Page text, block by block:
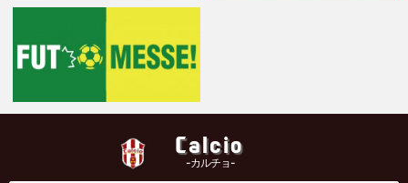
Calcio
-カルチョ-